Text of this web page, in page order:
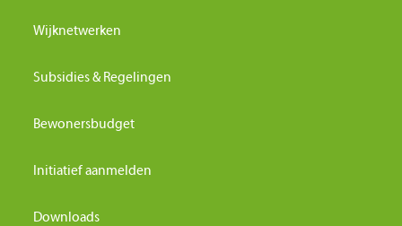
Wijknetwerken
Subsidies & Regelingen
Bewonersbudget
Initiatief aanmelden
Downloads